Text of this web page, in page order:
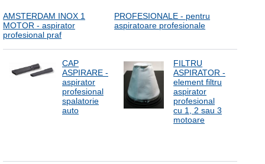
AMSTERDAM INOX 1
MOTOR - aspirator
profesional praf
PROFESIONALE - pentru
aspiratoare profesionale
CAP
ASPIRARE -
aspirator
profesional
spalatorie
auto
FILTRU
ASPIRATOR -
element filtru
aspirator
profesional
cu 1, 2 sau 3
motoare